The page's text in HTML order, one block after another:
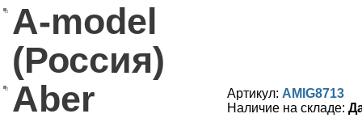
A-model
(Россия)
Aber
Артикул: AMIG8713
Наличие на складе: